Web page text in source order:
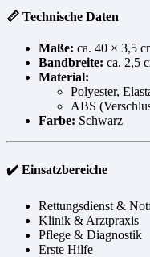
📏 Technische Daten
Maße: ca. 40 × 3,5
Bandbreite: ca. 2,5
Material:
Polyester,
ABS
Farbe: Schwarz
✔️ Einsatzbereiche
Rettungsdienst &
Klinik & Arztpraxis
Pflege & Diagnostik
Erste Hilfe